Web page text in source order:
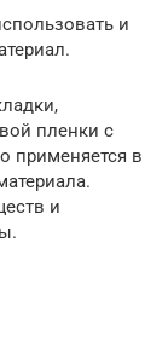
и
пленки с
применяется в
и